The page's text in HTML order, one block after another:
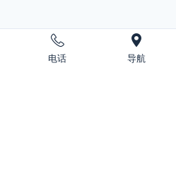
电话 导航